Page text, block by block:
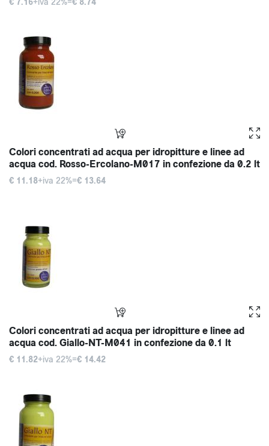
Colori concentrati ad acqua per idropitture e linee ad
acqua cod. Rosso-Ercolano-M017 in confezione da 0.2 lt
€ 11.18+iva 22%=€ 13.64
Colori concentrati ad acqua per idropitture e linee ad
acqua cod. Giallo-NT-M041 in confezione da 0.1 lt
€ 11.82+iva 22%=€ 14.42